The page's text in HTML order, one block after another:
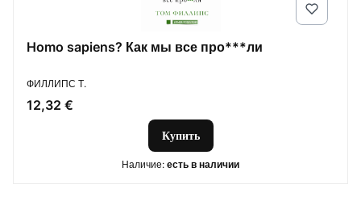
Homo sapiens? Как мы все про***ли
ПРОИЗВОДИТЕЛЬ
ФИЛЛИПС Т.
Цена
12,32 €
Купить
Наличие: есть в наличии